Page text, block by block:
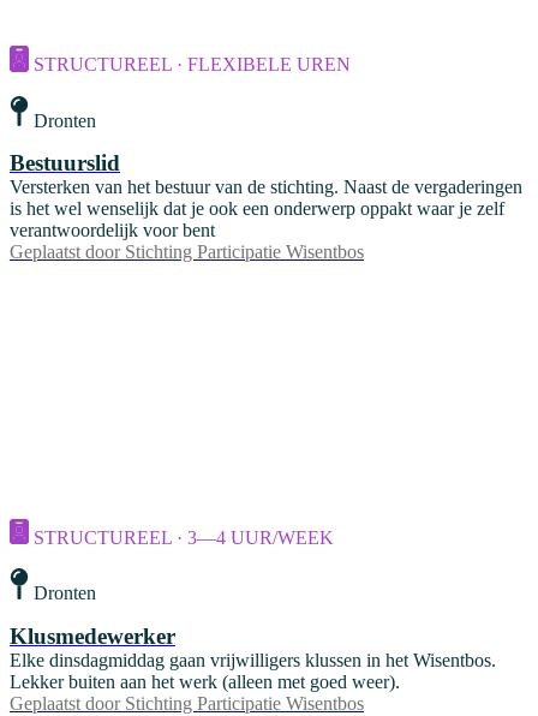
STRUCTUREEL · FLEXIBELE UREN
Dronten
Bestuurslid
Versterken van het bestuur van de stichting. Naast de vergaderingen
is het wel wenselijk dat je ook een onderwerp oppakt waar je zelf
verantwoordelijk voor bent
Geplaatst door Stichting Participatie Wisentbos
STRUCTUREEL · 3—4 UUR/WEEK
Dronten
Klusmedewerker
Elke dinsdagmiddag gaan vrijwilligers klussen in het Wisentbos.
Lekker buiten aan het werk (alleen met goed weer).
Geplaatst door Stichting Participatie Wisentbos